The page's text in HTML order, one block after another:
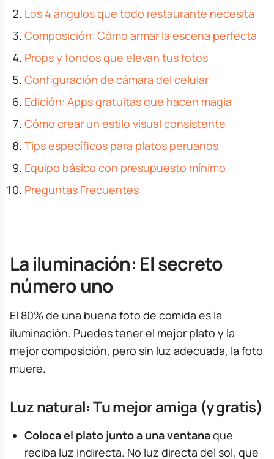
Los 4 ángulos que todo restaurante necesita
Composición: Cómo armar la escena perfecta
Props y fondos que elevan tus fotos
Configuración de cámara del celular
Edición: Apps gratuitas que hacen magia
Cómo crear un estilo visual consistente
Tips específicos para platos peruanos
Equipo básico con presupuesto mínimo
Preguntas Frecuentes
La iluminación: El secreto
número uno
El 80% de una buena foto de comida es la
iluminación. Puedes tener el mejor plato y la
mejor composición, pero sin luz adecuada, la foto
muere.
Luz natural: Tu mejor amiga (y gratis)
Coloca el plato junto a una ventanaque
reciba luz indirecta. No luz directa del sol, que